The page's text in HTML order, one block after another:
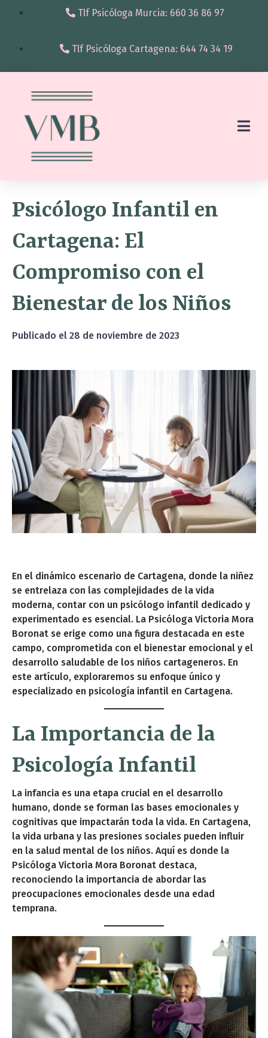
Tlf Psicóloga Murcia: 660 36 86 97
Tlf Psicóloga Cartagena: 644 74 34 19
Psicólogo Infantil en
Cartagena: El
Compromiso con el
Bienestar de los Niños
Publicado el 28 de noviembre de 2023
En el dinámico escenario de Cartagena, donde la niñez
se entrelaza con las complejidades de la vida
moderna, contar con un psicólogo infantil dedicado y
experimentado es esencial. La Psicóloga Victoria Mora
Boronat se erige como una figura destacada en este
campo, comprometida con el bienestar emocional y el
desarrollo saludable de los niños cartageneros. En
este artículo, exploraremos su enfoque único y
especializado en psicología infantil en Cartagena.
La Importancia de la
Psicología Infantil
La infancia es una etapa crucial en el desarrollo
humano, donde se forman las bases emocionales y
cognitivas que impactarán toda la vida. En Cartagena,
la vida urbana y las presiones sociales pueden influir
en la salud mental de los niños. Aquí es donde la
Psicóloga Victoria Mora Boronat destaca,
reconociendo la importancia de abordar las
preocupaciones emocionales desde una edad
temprana.